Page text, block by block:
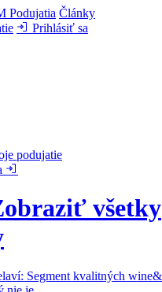
Podujatia Články
Prihlásiť sa
podujatie
všetky